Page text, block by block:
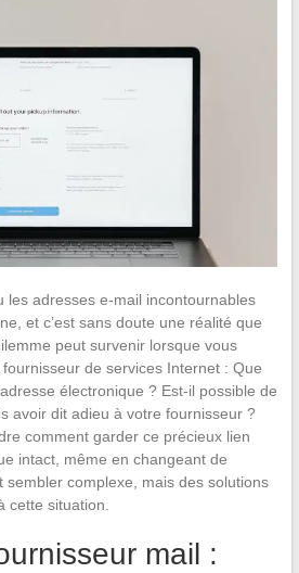
les adresses e-mail incontournables
et c’est sans doute une réalité que
peut survenir lorsque vous
de services Internet : Que
électronique ? Est-il possible de
avoir dit adieu à votre fournisseur ?
comment garder ce précieux lien
intact, même en changeant de
sembler complexe, mais des solutions
cette situation.
mail :